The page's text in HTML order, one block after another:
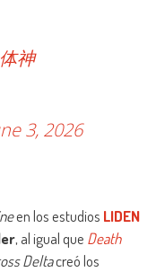
神
3, 2026
en los estudios LIDEN
, al igual que Death
Deltacreó los